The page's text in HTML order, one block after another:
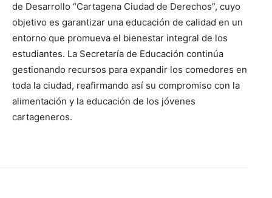
de Desarrollo “Cartagena Ciudad de Derechos”, cuyo
objetivo es garantizar una educación de calidad en un
entorno que promueva el bienestar integral de los
estudiantes. La Secretaría de Educación continúa
gestionando recursos para expandir los comedores en
toda la ciudad, reafirmando así su compromiso con la
alimentación y la educación de los jóvenes
cartageneros.